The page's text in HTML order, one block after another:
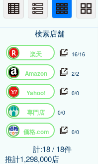
検索店舗
楽天 16/16
Amazon 2/2
Yahoo! 0/0
専門店 0/0
価格.com 0/0
計:18 / 18件
推計1,298,000店